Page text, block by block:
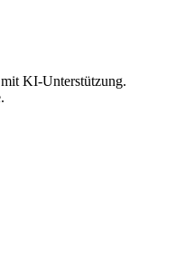
KI-Unterstützung.